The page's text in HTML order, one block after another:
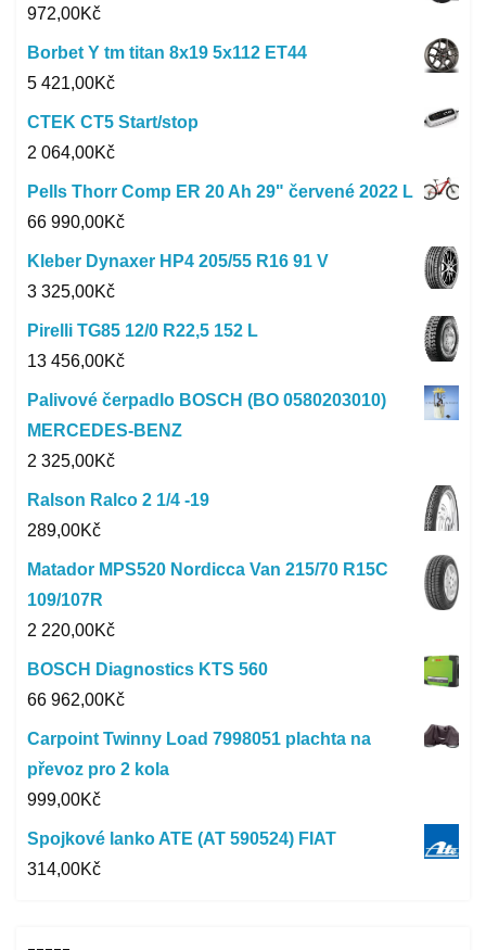
972,00Kč
Borbet Y tm titan 8x19 5x112 ET44
5 421,00Kč
CTEK CT5 Start/stop
2 064,00Kč
Pells Thorr Comp ER 20 Ah 29" červené 2022 L
66 990,00Kč
Kleber Dynaxer HP4 205/55 R16 91 V
3 325,00Kč
Pirelli TG85 12/0 R22,5 152 L
13 456,00Kč
Palivové čerpadlo BOSCH (BO 0580203010)
MERCEDES-BENZ
2 325,00Kč
Ralson Ralco 2 1/4 -19
289,00Kč
Matador MPS520 Nordicca Van 215/70 R15C
109/107R
2 220,00Kč
BOSCH Diagnostics KTS 560
66 962,00Kč
Carpoint Twinny Load 7998051 plachta na
převoz pro 2 kola
999,00Kč
Spojkové lanko ATE (AT 590524) FIAT
314,00Kč